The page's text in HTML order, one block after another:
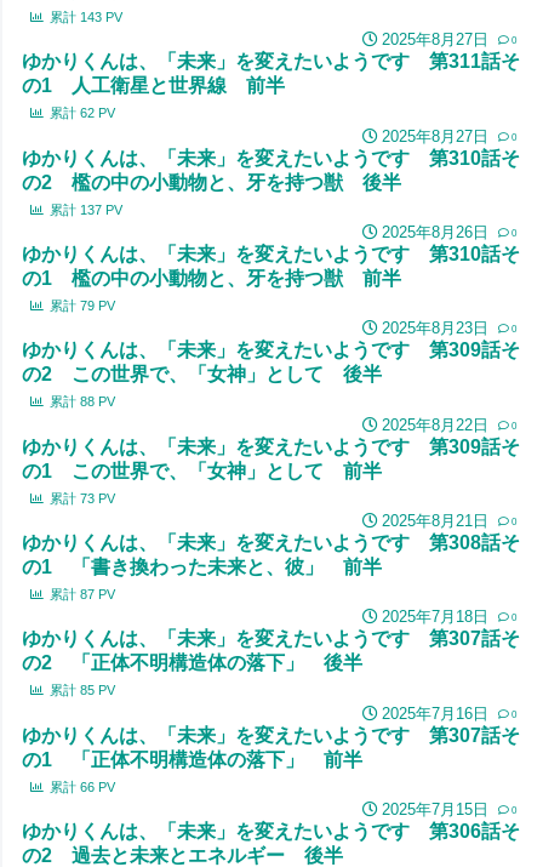
累計 143 PV
2025年8月27日 0
ゆかりくんは、「未来」を変えたいようです 第311話そ
の1 人工衛星と世界線 前半
累計 62 PV
2025年8月27日 0
ゆかりくんは、「未来」を変えたいようです 第310話そ
の2 檻の中の小動物と、牙を持つ獣 後半
累計 137 PV
2025年8月26日 0
ゆかりくんは、「未来」を変えたいようです 第310話そ
の1 檻の中の小動物と、牙を持つ獣 前半
累計 79 PV
2025年8月23日 0
ゆかりくんは、「未来」を変えたいようです 第309話そ
の2 この世界で、「女神」として 後半
累計 88 PV
2025年8月22日 0
ゆかりくんは、「未来」を変えたいようです 第309話そ
の1 この世界で、「女神」として 前半
累計 73 PV
2025年8月21日 0
ゆかりくんは、「未来」を変えたいようです 第308話そ
の1 「書き換わった未来と、彼」 前半
累計 87 PV
2025年7月18日 0
ゆかりくんは、「未来」を変えたいようです 第307話そ
の2 「正体不明構造体の落下」 後半
累計 85 PV
2025年7月16日 0
ゆかりくんは、「未来」を変えたいようです 第307話そ
の1 「正体不明構造体の落下」 前半
累計 66 PV
2025年7月15日 0
ゆかりくんは、「未来」を変えたいようです 第306話そ
の2 過去と未来とエネルギー 後半